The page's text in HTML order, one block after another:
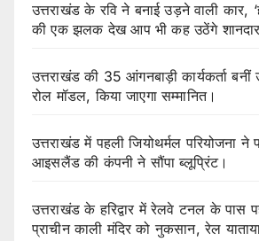
उत्तराखंड के रवि ने बनाई उड़ने वाली कार,
की एक झलक देख आप भी कह उठेंगे
उत्तराखंड की 35 आंगनबाड़ी कार्यकर्ता
रोल मॉडल, किया जाएगा सम्मानित।
उत्तराखंड में पहली जियोथर्मल परियोजना ने
आइसलैंड की कंपनी ने सौंपा ब्लूप्रिंट।
उत्तराखंड के हरिद्वार में रेलवे टनल के पास
प्राचीन काली मंदिर को नुकसान, रेल